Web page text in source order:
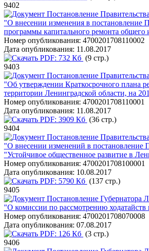
9402
Постановление
"О внесении изменения в постановление
программы капитального ремонта
Номер опубликования: 4700201708110002
Дата опубликования: 11.08.2017
PDF: 732 Кб (9 стр.)
9403
Постановление
"Об утверждении Краткосрочного плана
территории Ленинградской области, на
Номер опубликования: 4700201708110001
Дата опубликования: 11.08.2017
PDF: 3909 Кб (36 стр.)
9404
Постановление
"О внесении изменений в постановление
"Устойчивое общественное развитие в
Номер опубликования: 4700201708100001
Дата опубликования: 10.08.2017
PDF: 5790 Кб (137 стр.)
9405
Постановление Губернатора
"О комиссии по рассмотрению
Номер опубликования: 4700201708070008
Дата опубликования: 07.08.2017
PDF: 126 Кб (3 стр.)
9406